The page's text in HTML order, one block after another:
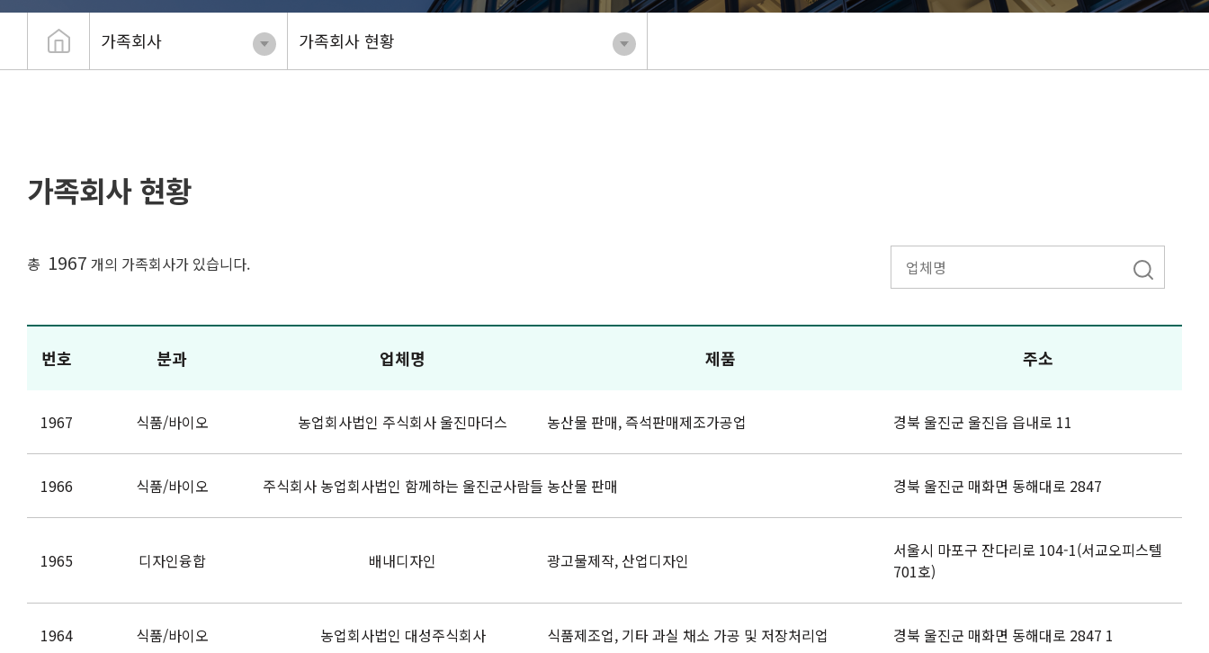
가족회사 가족회사 현황
가족회사 현황
총 1967 개의 가족회사가 있습니다.
번호 분과 업체명 제품 주소
1967 식품/바이오 농업회사법인 주식회사 울진마더스 농산물 판매, 즉석판매제조가공업 경북 울진군 울진읍 읍내로 11
1966 식품/바이오 주식회사 농업회사법인 함께하는 울진군사람들 농산물 판매 경북 울진군 매화면 동해대로 2847
1965 디자인융합 배내디자인 광고물제작, 산업디자인
서울시 마포구 잔다리로 104-1(서교오피스텔
701호)
1964 식품/바이오 농업회사법인 대성주식회사 식품제조업, 기타 과실 채소 가공 및 저장처리업 경북 울진군 매화면 동해대로 2847 1